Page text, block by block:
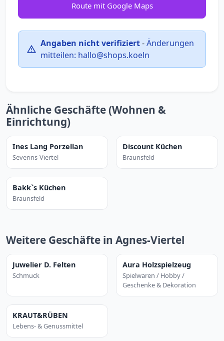
Route mit Google Maps
Angaben nicht verifiziert-Änderungen
mitteilen: hallo@shops.koeln
Ähnliche Geschäfte (Wohnen &
Einrichtung)
Ines Lang Porzellan
Severins-Viertel
Discount Küchen
Braunsfeld
Bakk`s Küchen
Braunsfeld
Weitere Geschäfte in Agnes-Viertel
Juwelier D. Felten
Schmuck
Aura Holzspielzeug
Spielwaren / Hobby /
Geschenke & Dekoration
KRAUT&RÜBEN
Lebens- & Genussmittel